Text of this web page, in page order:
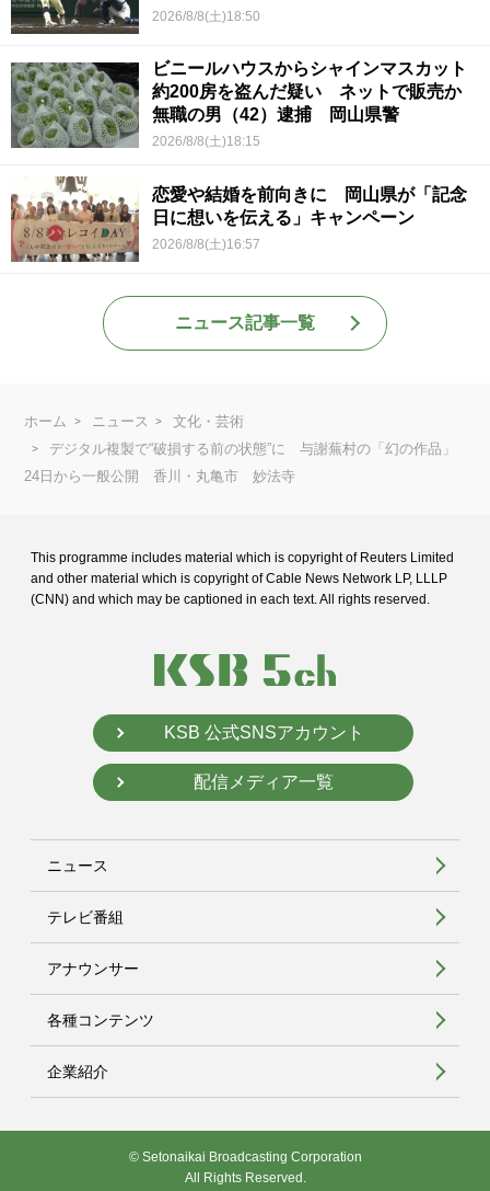
2026/8/8(土)18:50
ビニールハウスからシャインマスカット
約200房を盗んだ疑い ネットで販売か
無職の男（42）逮捕 岡山県警
2026/8/8(土)18:15
恋愛や結婚を前向きに 岡山県が「記念
日に想いを伝える」キャンペーン
2026/8/8(土)16:57
ニュース記事一覧
ホーム ニュース
文化・芸術
デジタル複製で“破損する前の状態”に 与謝蕪村の「幻の作品」
24日から一般公開 香川・丸亀市 妙法寺
This programme includes material which is copyright of Reuters Limited
and other material which is copyright of Cable News Network LP, LLLP
(CNN) and which may be captioned in each text. All rights reserved.
KSB 公式SNSアカウント
配信メディア一覧
ニュース
テレビ番組
アナウンサー
各種コンテンツ
企業紹介
© Setonaikai Broadcasting Corporation
All Rights Reserved.